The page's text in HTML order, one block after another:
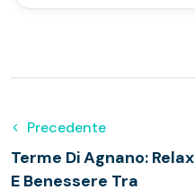
Precedente
Terme Di Agnano: Relax
E Benessere Tra